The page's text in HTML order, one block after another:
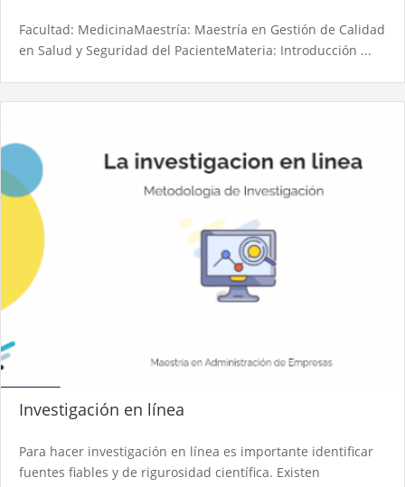
Facultad: MedicinaMaestría: Maestría en Gestión de Calidad
en Salud y Seguridad del PacienteMateria: Introducción ...
Investigación en línea
Para hacer investigación en línea es importante identificar
fuentes fiables y de rigurosidad científica. Existen